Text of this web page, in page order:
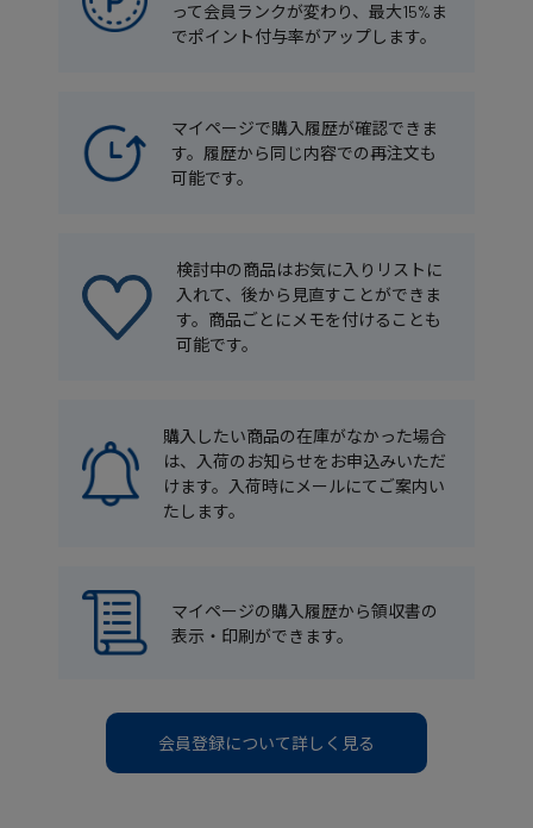
って会員ランクが変わり、最大15%ま
でポイント付与率がアップします。
マイページで購入履歴が確認できま
す。履歴から同じ内容での再注文も
可能です。
検討中の商品はお気に入りリストに
入れて、後から見直すことができま
す。商品ごとにメモを付けることも
可能です。
購入したい商品の在庫がなかった場合
は、入荷のお知らせをお申込みいただ
けます。入荷時にメールにてご案内い
たします。
マイページの購入履歴から領収書の
表示・印刷ができます。
会員登録について詳しく見る